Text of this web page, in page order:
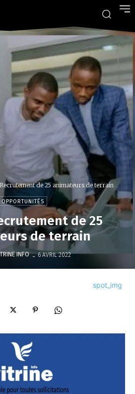
de 25 animateurs de terrain
OPPORTUNITÉS
de 25
de terrain
INFO - 6 AVRIL 2022